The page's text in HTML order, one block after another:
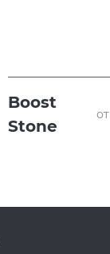
Boost
Stone
от